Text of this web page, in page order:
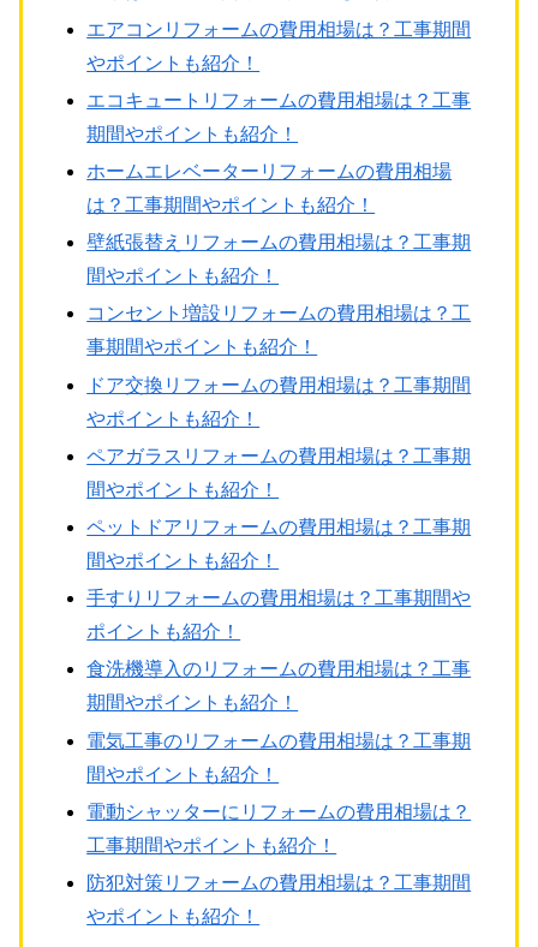
エアコンリフォームの費用相場は？工事期間
やポイントも紹介！
エコキュートリフォームの費用相場は？工事
期間やポイントも紹介！
ホームエレベーターリフォームの費用相場
は？工事期間やポイントも紹介！
壁紙張替えリフォームの費用相場は？工事期
間やポイントも紹介！
コンセント増設リフォームの費用相場は？工
事期間やポイントも紹介！
ドア交換リフォームの費用相場は？工事期間
やポイントも紹介！
ペアガラスリフォームの費用相場は？工事期
間やポイントも紹介！
ペットドアリフォームの費用相場は？工事期
間やポイントも紹介！
手すりリフォームの費用相場は？工事期間や
ポイントも紹介！
食洗機導入のリフォームの費用相場は？工事
期間やポイントも紹介！
電気工事のリフォームの費用相場は？工事期
間やポイントも紹介！
電動シャッターにリフォームの費用相場は？
工事期間やポイントも紹介！
防犯対策リフォームの費用相場は？工事期間
やポイントも紹介！